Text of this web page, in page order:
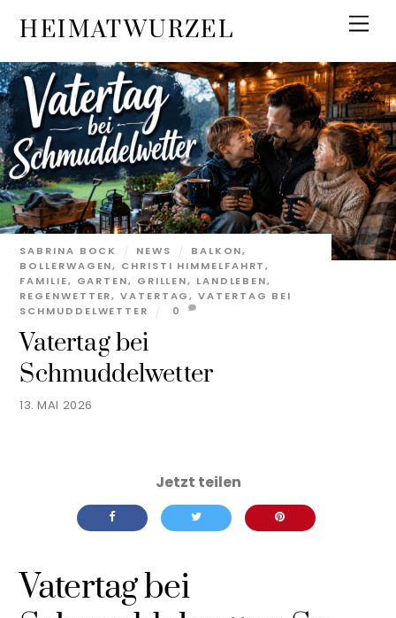
content
HEIMATWURZEL
13. MAI 2026
Vatertag bei
Schmuddelwetter
SABRINA BOCK NEWS BALKON,
BOLLERWAGEN, CHRISTI HIMMELFAHRT,
FAMILIE, GARTEN, GRILLEN, LANDLEBEN,
REGENWETTER,VATERTAG,VATERTAG BEI
SCHMUDDELWETTER
0
Vatertag bei